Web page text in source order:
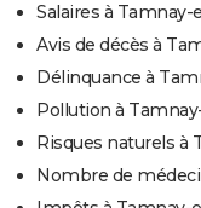
Salaires à Tamnay-
Avis de décès à
Délinquance à
Pollution à
Risques naturels à
Nombre de